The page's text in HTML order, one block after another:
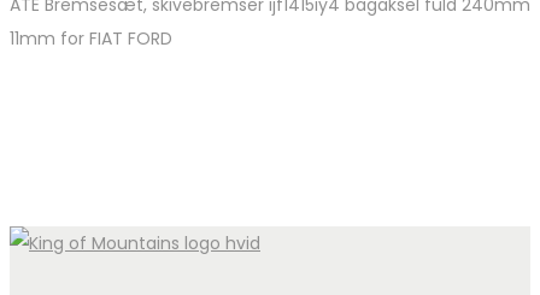
ATE Bremsesæt, skivebremser ijf1415iy4 bagaksel fuld 240mm
11mm for FIAT FORD